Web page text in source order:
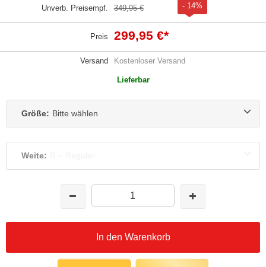
Unverb. Preisempf. 349,95 € - 14%
Preis 299,95 €*
Versand Kostenloser Versand
Lieferbar
Größe: Bitte wählen
Weite:
In den Warenkorb